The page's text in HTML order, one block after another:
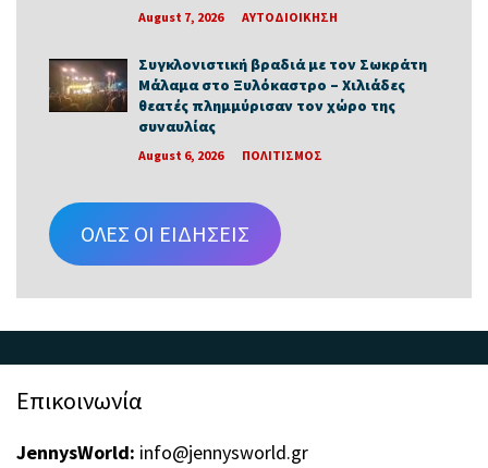
August 7, 2026 ΑΥΤΟΔΙΟΙΚΗΣΗ
Συγκλονιστική βραδιά με τον Σωκράτη
Μάλαμα στο Ξυλόκαστρο – Χιλιάδες
θεατές πλημμύρισαν τον χώρο της
συναυλίας
August 6, 2026 ΠΟΛΙΤΙΣΜΟΣ
ΟΛΕΣ ΟΙ ΕΙΔΗΣΕΙΣ
Επικοινωνία
JennysWorld: info@jennysworld.gr